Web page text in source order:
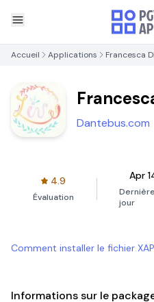
Accueil Applications Francesca
Dantebus.com
4.9
Évaluation
Apr
jour
Comment installer le fichier
Informations sur le